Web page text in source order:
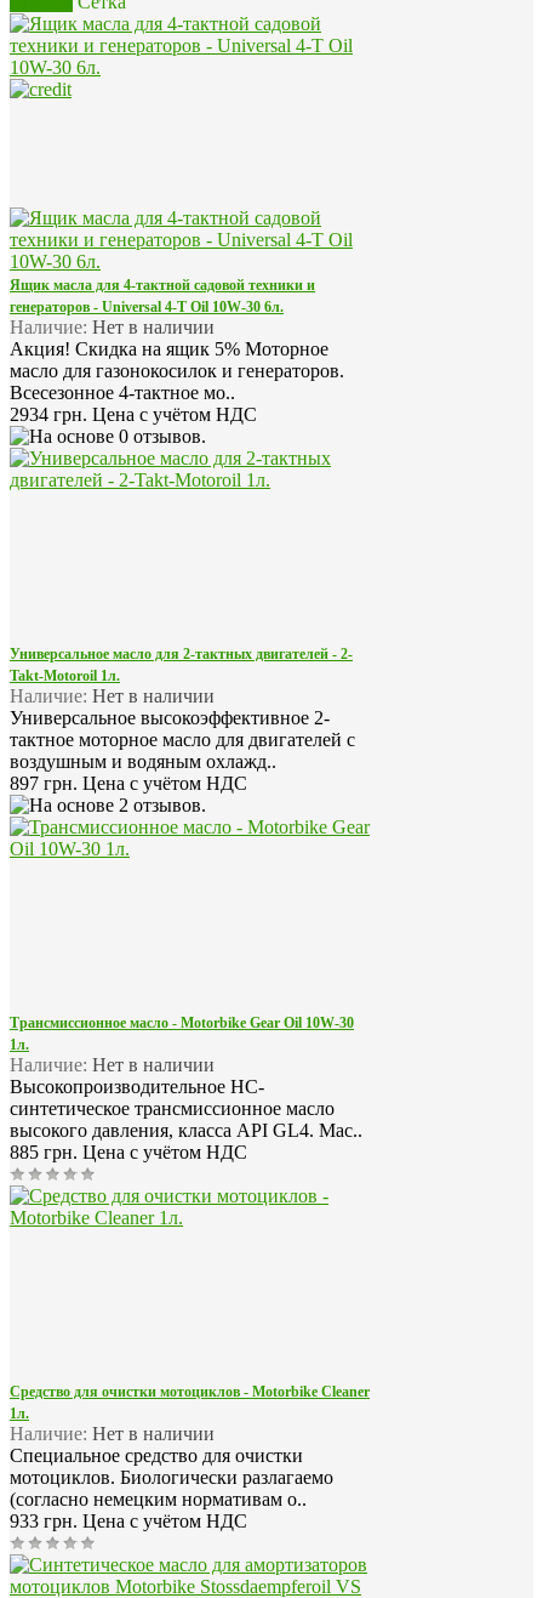
Ящик масла для 4-тактной садовой техники и
генераторов - Universal 4-T Oil 10W-30 6л.
Наличие: Нет в наличии
Акция! Скидка на ящик 5% Моторное
масло для газонокосилок и генераторов.
Всесезонное 4-тактное мо..
2934 грн. Цена с учётом НДС
Универсальное масло для 2-тактных двигателей - 2-
Takt-Motoroil 1л.
Наличие: Нет в наличии
Универсальное высокоэффективное 2-
тактное моторное масло для двигателей с
воздушным и водяным охлажд..
897 грн. Цена с учётом НДС
Трансмиссионное масло - Motorbike Gear Oil 10W-30
1л.
Наличие: Нет в наличии
Высокопроизводительное НС-
синтетическое трансмиссионное масло
высокого давления, класса API GL4. Мас..
885 грн. Цена с учётом НДС
Средство для очистки мотоциклов - Motorbike Cleaner
1л.
Наличие: Нет в наличии
Специальное средство для очистки
мотоциклов. Биологически разлагаемо
(согласно немецким нормативам о..
933 грн. Цена с учётом НДС